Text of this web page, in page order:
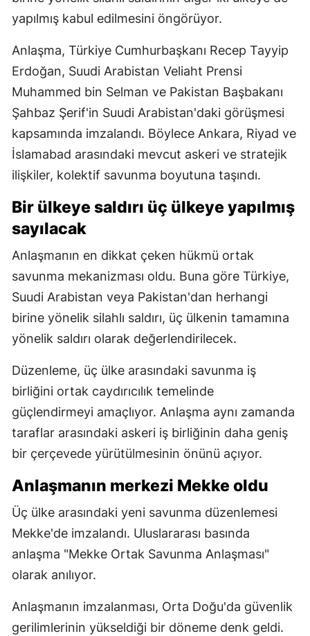
yapılmış kabul edilmesini öngörüyor.
Anlaşma, Türkiye Cumhurbaşkanı Recep Tayyip
Erdoğan, Suudi Arabistan Veliaht Prensi
Muhammed bin Selman ve Pakistan Başbakanı
Şahbaz Şerif'in Suudi Arabistan'daki görüşmesi
kapsamında imzalandı. Böylece Ankara, Riyad ve
İslamabad arasındaki mevcut askeri ve stratejik
ilişkiler, kolektif savunma boyutuna taşındı.
Bir ülkeye saldırı üç ülkeye yapılmış
sayılacak
Anlaşmanın en dikkat çeken hükmü ortak
savunma mekanizması oldu. Buna göre Türkiye,
Suudi Arabistan veya Pakistan'dan herhangi
birine yönelik silahlı saldırı, üç ülkenin tamamına
yönelik saldırı olarak değerlendirilecek.
Düzenleme, üç ülke arasındaki savunma iş
birliğini ortak caydırıcılık temelinde
güçlendirmeyi amaçlıyor. Anlaşma aynı zamanda
taraflar arasındaki askeri iş birliğinin daha geniş
bir çerçevede yürütülmesinin önünü açıyor.
Anlaşmanın merkezi Mekke oldu
Üç ülke arasındaki yeni savunma düzenlemesi
Mekke'de imzalandı. Uluslararası basında
anlaşma "Mekke Ortak Savunma Anlaşması"
olarak anılıyor.
Anlaşmanın imzalanması, Orta Doğu'da güvenlik
gerilimlerinin yükseldiği bir döneme denk geldi.